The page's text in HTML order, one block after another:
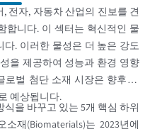
전자, 자동차 산업의 진보를 견
합니다. 이 섹터는 혁신적인 물
. 이러한 물성은 더 높은 강도
을 제공하여 성능과 환경 영향
로벌 첨단 소재 시장은 향후 몇
예상됩니다.
을 바꾸고 있는 5개 핵심 하위
재(Biomaterials)는 2023년에